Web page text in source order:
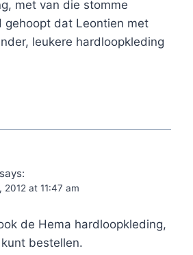
met van die stomme
gehoopt dat Leontien met
leukere hardloopkleding
says:
2012 at 11:47 am
de Hema hardloopkleding,
bestellen.